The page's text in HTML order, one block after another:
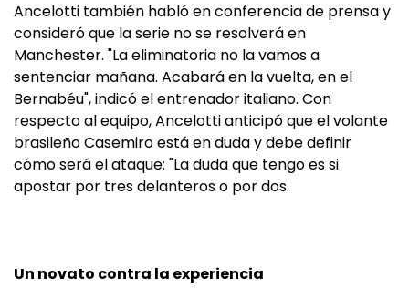
Ancelotti también habló en conferencia de prensa y
consideró que la serie no se resolverá en
Manchester. "La eliminatoria no la vamos a
sentenciar mañana. Acabará en la vuelta, en el
Bernabéu", indicó el entrenador italiano. Con
respecto al equipo, Ancelotti anticipó que el volante
brasileño Casemiro está en duda y debe definir
cómo será el ataque: "La duda que tengo es si
apostar por tres delanteros o por dos.
Un novato contra la experiencia